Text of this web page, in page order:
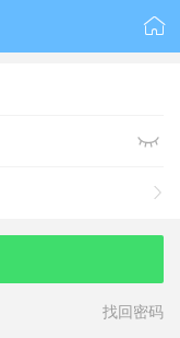



找回密码